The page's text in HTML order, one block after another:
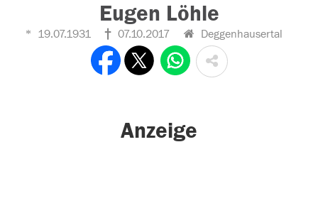
Eugen Löhle
19.07.1931 07.10.2017 Deggenhausertal
Anzeige